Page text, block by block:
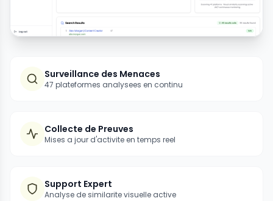
Surveillance des Menaces
47 plateformes analysees en continu
Collecte de Preuves
Mises a jour d'activite en temps reel
Support Expert
Analyse de similarite visuelle active